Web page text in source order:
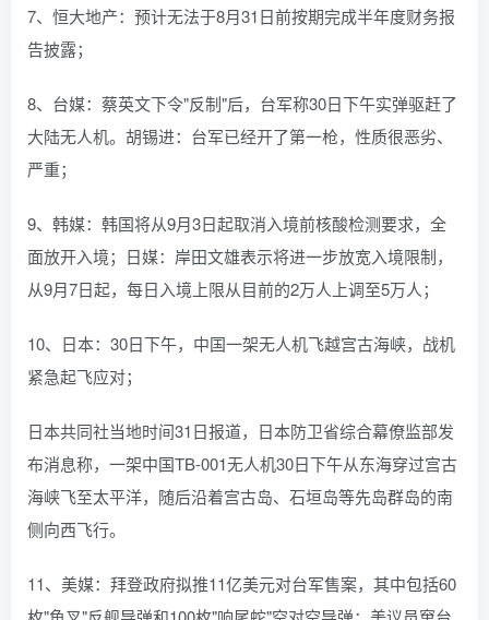
7、恒大地产：预计无法于8月31日前按期完成半年度财务报
告披露；
8、台媒：蔡英文下令"反制"后，台军称30日下午实弹驱赶了
大陆无人机。胡锡进：台军已经开了第一枪，性质很恶劣、
严重；
9、韩媒：韩国将从9月3日起取消入境前核酸检测要求，全
面放开入境；日媒：岸田文雄表示将进一步放宽入境限制，
从9月7日起，每日入境上限从目前的2万人上调至5万人；
10、日本：30日下午，中国一架无人机飞越宫古海峡，战机
紧急起飞应对；
日本共同社当地时间31日报道，日本防卫省综合幕僚监部发
布消息称，一架中国TB-001无人机30日下午从东海穿过宫古
海峡飞至太平洋，随后沿着宫古岛、石垣岛等先岛群岛的南
侧向西飞行。
11、美媒：拜登政府拟推11亿美元对台军售案，其中包括60